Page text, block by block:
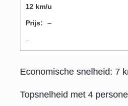
12 km/u
–
–
Economische snelheid: 7
Topsnelheid met 4